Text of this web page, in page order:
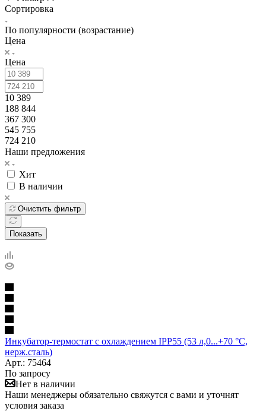
Сортировка
По популярности (возрастание)
Цена
Цена
10 389
188 844
367 300
545 755
724 210
Наши предложения
Хит
В наличии
Очистить фильтр
Показать
Инкубатор-термостат с охлаждением IPP55 (53 л,0...+70 °С,
нерж.сталь)
Арт.: 75464
По запросу
Нет в наличии
Наши менеджеры обязательно свяжутся с вами и уточнят
условия заказа